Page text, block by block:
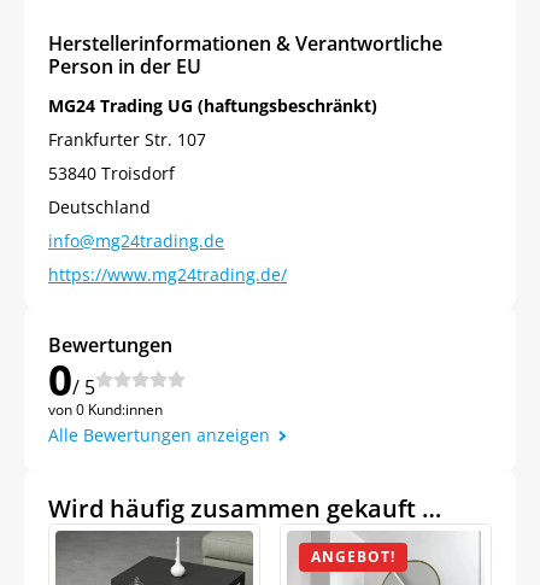
Herstellerinformationen & Verantwortliche
Person in der EU
MG24 Trading UG (haftungsbeschränkt)
Frankfurter Str. 107
53840 Troisdorf
Deutschland
info@mg24trading.de
https://www.mg24trading.de/
Bewertungen
0/ 5
von 0 Kund:innen
Alle Bewertungen anzeigen
Wird häufig zusammen gekauft …
ANGEBOT!